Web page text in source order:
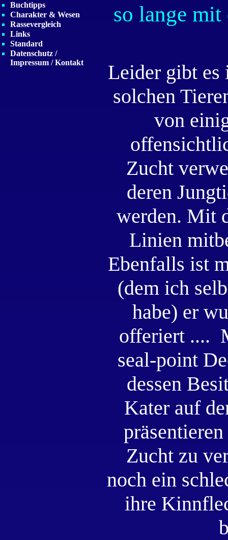
Buchtipps
Charakter & Wesen
Rassevergleich
Links
Standard
Datenschutz /
Impressum / Kontakt
so lange mit
Leider gibt
solchen
von
Zucht
deren
werden. Mit
Linien
Ebenfalls ist
(dem ich
habe) er
offeriert ....
seal-point
dessen
Kater auf
Zucht zu
noch ein
ihre